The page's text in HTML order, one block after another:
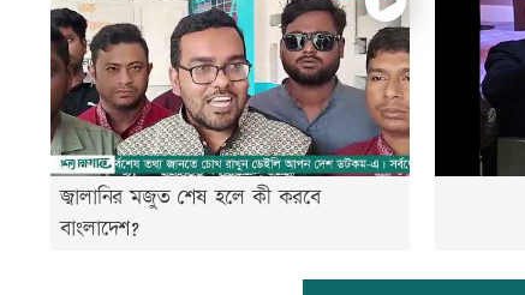
জ্বালানির মজুত শেষ হলে কী করবে
বাংলাদেশ?